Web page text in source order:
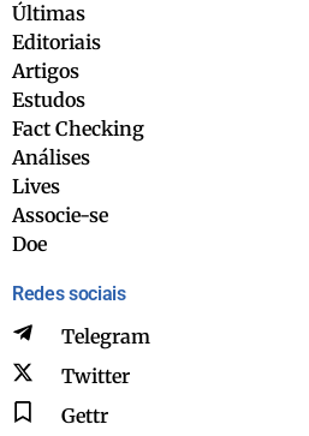
Últimas
Editoriais
Artigos
Estudos
Fact Checking
Análises
Lives
Associe-se
Doe
Redes sociais
Telegram
Twitter
Gettr